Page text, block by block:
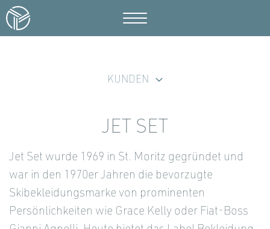
KUNDEN
JET SET
Jet Set wurde 1969 in St. Moritz gegründet und
war in den 1970er Jahren die bevorzugte
Skibekleidungsmarke von prominenten
Persönlichkeiten wie Grace Kelly oder Fiat-Boss